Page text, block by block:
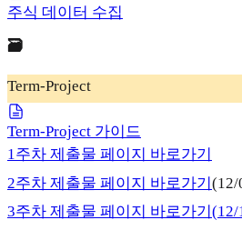
주식 데이터 수집
🗃️
Term-Project
Term-Project 가이드
1주차 제출물 페이지 바로가기
2주차 제출물 페이지 바로가기(12/
3주차 제출물 페이지 바로가기(12/